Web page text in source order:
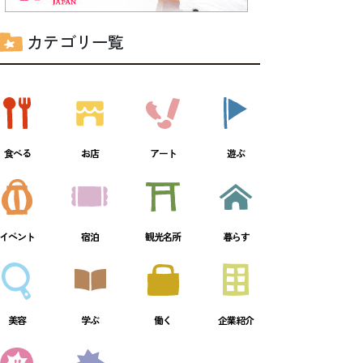
カテゴリ一覧
食べる お店 アート 遊ぶ
イベント 宿泊 観光名所 暮らす
美容 学ぶ 働く 企業紹介